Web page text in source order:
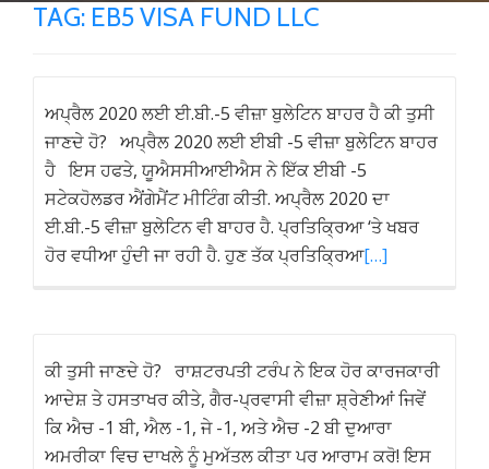
TAG: EB5 VISA FUND LLC
ਅਪ੍ਰੈਲ 2020 ਲਈ ਈ.ਬੀ.-5 ਵੀਜ਼ਾ ਬੁਲੇਟਿਨ ਬਾਹਰ ਹੈ ਕੀ ਤੁਸੀ
ਜਾਣਦੇ ਹੋ? ਅਪ੍ਰੈਲ 2020 ਲਈ ਈਬੀ -5 ਵੀਜ਼ਾ ਬੁਲੇਟਿਨ ਬਾਹਰ
ਹੈ ਇਸ ਹਫਤੇ, ਯੂਐਸਸੀਆਈਐਸ ਨੇ ਇੱਕ ਈਬੀ -5
ਸਟੇਕਹੋਲਡਰ ਐਂਗੇਮੈਂਟ ਮੀਟਿੰਗ ਕੀਤੀ. ਅਪ੍ਰੈਲ 2020 ਦਾ
ਈ.ਬੀ.-5 ਵੀਜ਼ਾ ਬੁਲੇਟਿਨ ਵੀ ਬਾਹਰ ਹੈ. ਪ੍ਰਤਿਕ੍ਰਿਆ ‘ਤੇ ਖਬਰ
ਹੋਰ ਵਧੀਆ ਹੁੰਦੀ ਜਾ ਰਹੀ ਹੈ. ਹੁਣ ਤੱਕ ਪ੍ਰਤਿਕ੍ਰਿਆ[…]
ਕੀ ਤੁਸੀ ਜਾਣਦੇ ਹੋ? ਰਾਸ਼ਟਰਪਤੀ ਟਰੰਪ ਨੇ ਇਕ ਹੋਰ ਕਾਰਜਕਾਰੀ
ਆਦੇਸ਼ ਤੇ ਹਸਤਾਖਰ ਕੀਤੇ, ਗੈਰ-ਪ੍ਰਵਾਸੀ ਵੀਜ਼ਾ ਸ਼੍ਰੇਣੀਆਂ ਜਿਵੇਂ
ਕਿ ਐਚ -1 ਬੀ, ਐਲ -1, ਜੇ -1, ਅਤੇ ਐਚ -2 ਬੀ ਦੁਆਰਾ
ਅਮਰੀਕਾ ਵਿਚ ਦਾਖਲੇ ਨੂੰ ਮੁਅੱਤਲ ਕੀਤਾ ਪਰ ਆਰਾਮ ਕਰੋ! ਇਸ